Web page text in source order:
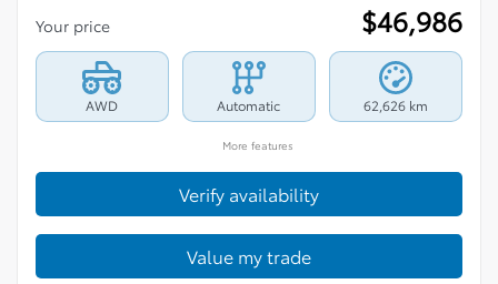
Your price $46,986
AWD Automatic 62,626 km
More features
Verify availability
Value my trade